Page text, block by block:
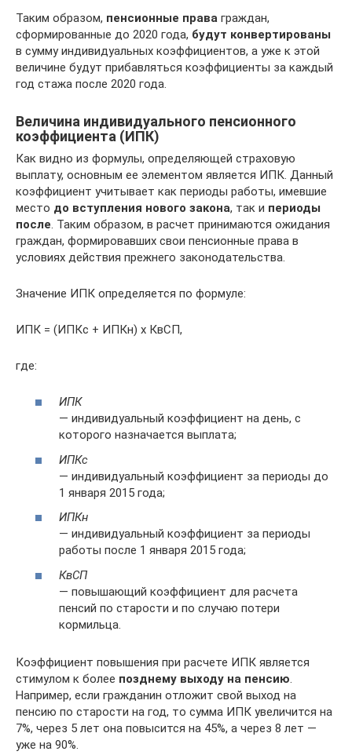
Таким образом, пенсионные права граждан,
сформированные до 2020 года, будут конвертированы
в сумму индивидуальных коэффициентов, а уже к этой
величине будут прибавляться коэффициенты за каждый
год стажа после 2020 года.
Величина индивидуального пенсионного
коэффициента (ИПК)
Как видно из формулы, определяющей страховую
выплату, основным ее элементом является ИПК. Данный
коэффициент учитывает как периоды работы, имевшие
место до вступления нового закона, так и периоды
после . Таким образом, в расчет принимаются ожидания
граждан, формировавших свои пенсионные права в
условиях действия прежнего законодательства.
Значение ИПК определяется по формуле:
ИПК = (ИПКс + ИПКн) х КвСП,
где:
ИПК
— индивидуальный коэффициент на день, с
которого назначается выплата;
ИПКс
— индивидуальный коэффициент за периоды до
1 января 2015 года;
ИПКн
— индивидуальный коэффициент за периоды
работы после 1 января 2015 года;
КвСП
— повышающий коэффициент для расчета
пенсий по старости и по случаю потери
кормильца.
Коэффициент повышения при расчете ИПК является
стимулом к более позднему выходу на пенсию
Например, если гражданин отложит свой выход на
пенсию по старости на год, то сумма ИПК увеличится на
7%, через 5 лет она повысится на 45%, а через 8 лет —
уже на 90%.